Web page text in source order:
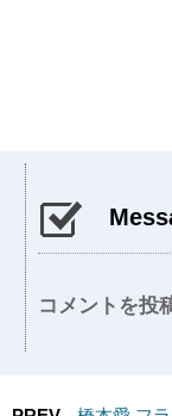
コメントを投